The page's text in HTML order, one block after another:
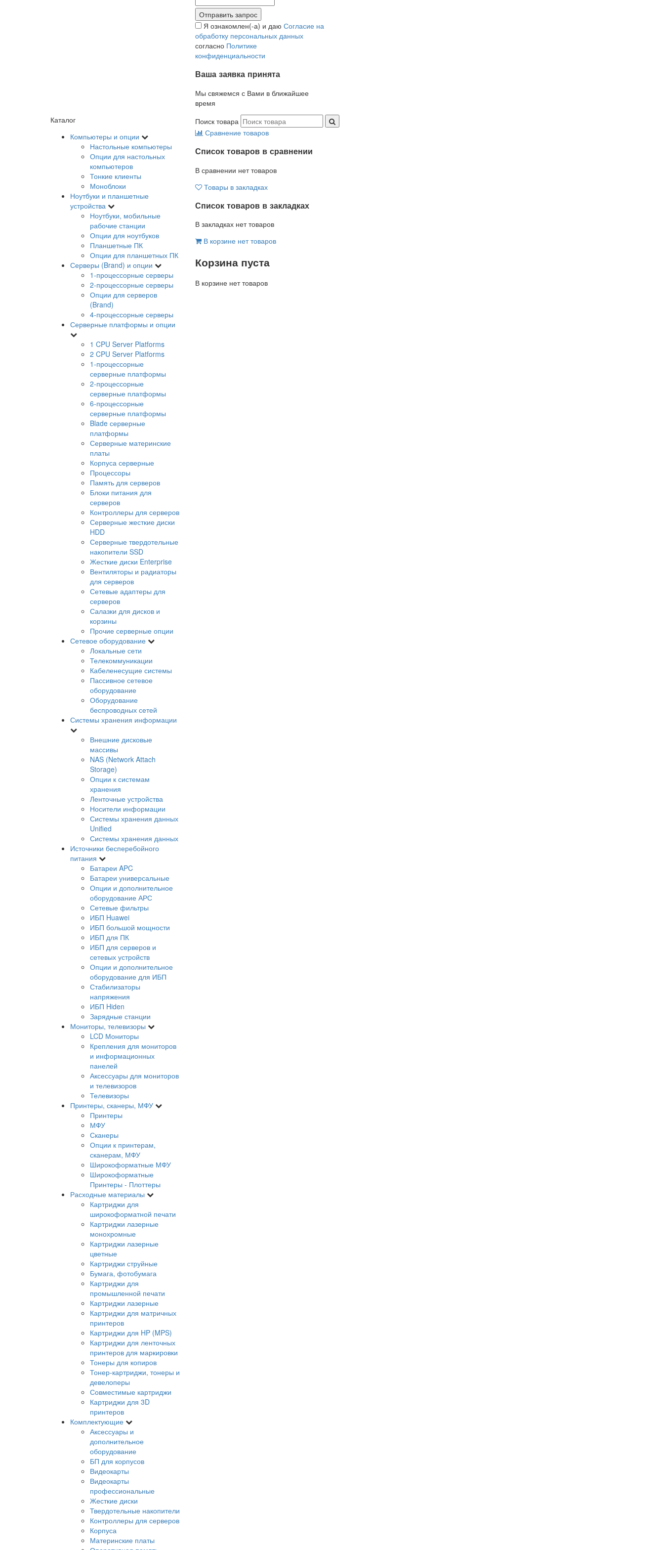
Я ознакомлен(-а) и даю Согласие на
обработку персональных данных
согласно Политике
конфиденциальности
Ваша заявка принята
Мы свяжемся с Вами в ближайшее
время
Каталог
Компьютеры и опции
Настольные компьютеры
Опции для настольных
компьютеров
Тонкие клиенты
Моноблоки
Ноутбуки и планшетные
устройства
Ноутбуки, мобильные
рабочие станции
Опции для ноутбуков
Планшетные ПК
Опции для планшетных ПК
Серверы (Brand) и опции
1-процессорные серверы
2-процессорные серверы
Опции для серверов
(Brand)
4-процессорные серверы
Серверные платформы и опции
1 CPU Server Platforms
2 CPU Server Platforms
1-процессорные
серверные платформы
2-процессорные
серверные платформы
6-процессорные
серверные платформы
Blade серверные
платформы
Серверные материнские
платы
Корпуса серверные
Процессоры
Память для серверов
Блоки питания для
серверов
Контроллеры для серверов
Серверные жесткие диски
HDD
Серверные твердотельные
накопители SSD
Жесткие диски Enterprise
Вентиляторы и радиаторы
для серверов
Сетевые адаптеры для
серверов
Салазки для дисков и
корзины
Прочие серверные опции
Сетевое оборудование
Локальные сети
Телекоммуникации
Кабеленесущие системы
Пассивное сетевое
оборудование
Оборудование
беспроводных сетей
Системы хранения информации
Внешние дисковые
массивы
NAS (Network Attach
Storage)
Опции к системам
хранения
Ленточные устройства
Носители информации
Системы хранения данных
Unified
Системы хранения данных
Источники бесперебойного
питания
Батареи APC
Батареи универсальные
Опции и дополнительное
оборудование АРС
Сетевые фильтры
ИБП Huawei
ИБП большой мощности
ИБП для ПК
ИБП для серверов и
сетевых устройств
Опции и дополнительное
оборудование для ИБП
Стабилизаторы
напряжения
ИБП Hiden
Зарядные станции
Мониторы, телевизоры
LCD Мониторы
Крепления для мониторов
и информационных
панелей
Аксессуары для мониторов
и телевизоров
Телевизоры
Принтеры, сканеры, МФУ
Принтеры
МФУ
Сканеры
Опции к принтерам,
сканерам, МФУ
Широкоформатные МФУ
Широкоформатные
Принтеры - Плоттеры
Расходные материалы
Картриджи для
широкоформатной печати
Картриджи лазерные
монохромные
Картриджи лазерные
цветные
Картриджи струйные
Бумага, фотобумага
Картриджи для
промышленной печати
Картриджи лазерные
Картриджи для матричных
принтеров
Картриджи для HP (MPS)
Картриджи для ленточных
принтеров для маркировки
Тонеры для копиров
Тонер-картриджи, тонеры и
девелоперы
Совместимые картриджи
Картриджи для 3D
принтеров
Комплектующие
Аксессуары и
дополнительное
оборудование
БП для корпусов
Видеокарты
Видеокарты
профессиональные
Жесткие диски
Твердотельные накопители
Контроллеры для серверов
Корпуса
Материнские платы
Поиск товара
Сравнение товаров
Список товаров в сравнении
В сравнении нет товаров
Товары в закладках
Список товаров в закладках
В закладках нет товаров
В корзине нет товаров
Корзина пуста
В корзине нет товаров